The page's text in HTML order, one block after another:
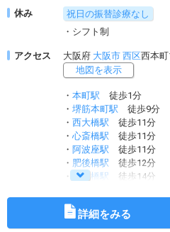
休み
祝日の振替診療なし
・シフト制
アクセス 大阪府 大阪市 西区西本
地図を表示
・ 本町駅 徒歩1分
・ 堺筋本町駅 徒歩9分
・ 西大橋駅 徒歩11分
・ 心斎橋駅 徒歩11分
・ 阿波座駅 徒歩11分
・ 肥後橋駅 徒歩12分
・
淀屋橋駅 徒歩14分
詳細をみる